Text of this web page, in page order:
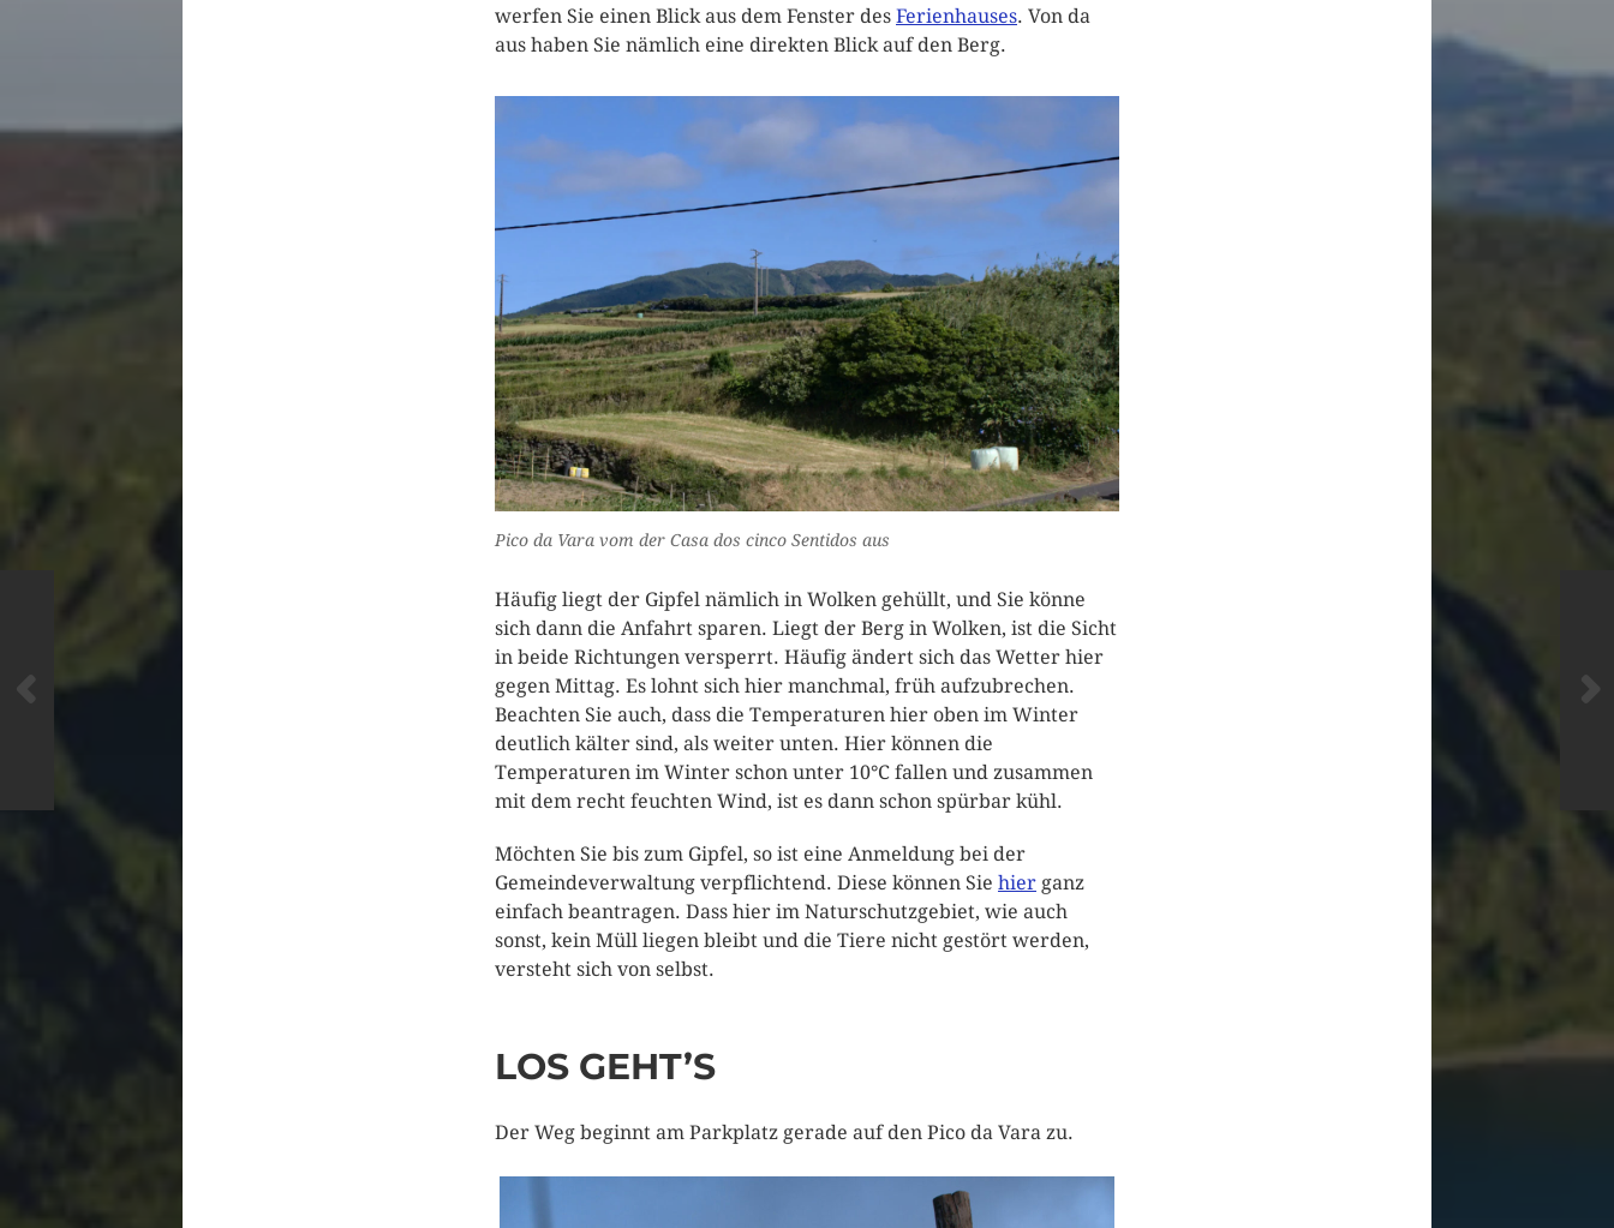
werfen Sie einen Blick aus dem Fenster des Ferienhauses. Von da
aus haben Sie nämlich eine direkten Blick auf den Berg.
Pico da Vara vom der Casa dos cinco Sentidos aus
Häufig liegt der Gipfel nämlich in Wolken gehüllt, und Sie könne
sich dann die Anfahrt sparen. Liegt der Berg in Wolken, ist die Sicht
in beide Richtungen versperrt. Häufig ändert sich das Wetter hier
gegen Mittag. Es lohnt sich hier manchmal, früh aufzubrechen.
Beachten Sie auch, dass die Temperaturen hier oben im Winter
deutlich kälter sind, als weiter unten. Hier können die
Temperaturen im Winter schon unter 10°C fallen und zusammen
mit dem recht feuchten Wind, ist es dann schon spürbar kühl.
Möchten Sie bis zum Gipfel, so ist eine Anmeldung bei der
Gemeindeverwaltung verpflichtend. Diese können Sie hier ganz
einfach beantragen. Dass hier im Naturschutzgebiet, wie auch
sonst, kein Müll liegen bleibt und die Tiere nicht gestört werden,
versteht sich von selbst.
LOS GEHT’S
Der Weg beginnt am Parkplatz gerade auf den Pico da Vara zu.